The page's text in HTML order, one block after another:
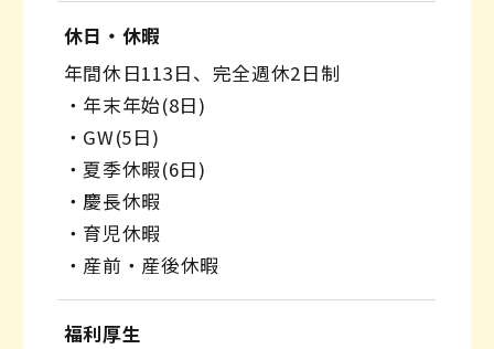
休日・休暇
年間休日113日、完全週休2日制
・年末年始(8日)
・GW(5日)
・夏季休暇(6日)
・慶長休暇
・育児休暇
・産前・産後休暇
福利厚生